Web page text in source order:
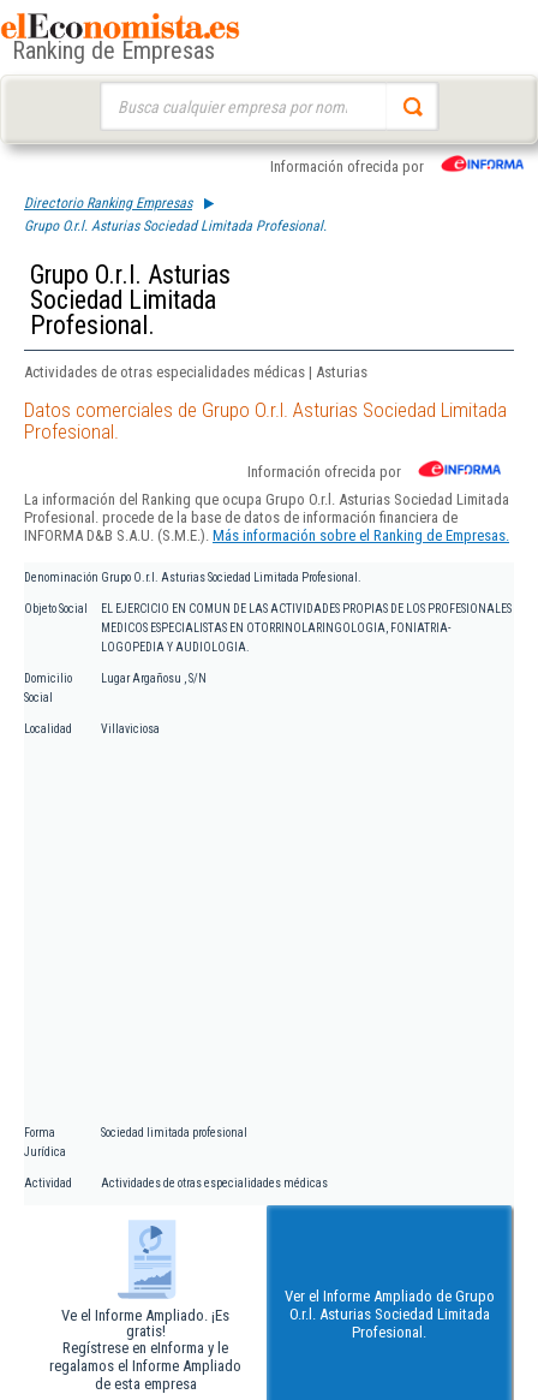
Ranking de Empresas
Información ofrecida por
Directorio Ranking Empresas
Grupo O.r.l. Asturias Sociedad Limitada Profesional.
Grupo O.r.l. Asturias
Sociedad Limitada
Profesional.
Actividades de otras especialidades médicas | Asturias
Datos comerciales de Grupo O.r.l. Asturias Sociedad Limitada
Profesional.
Información ofrecida por
La información del Ranking que ocupa Grupo O.r.l. Asturias Sociedad Limitada
Profesional. procede de la base de datos de información financiera de
INFORMA D&B S.A.U. (S.M.E.). Más información sobre el Ranking de Empresas.
Denominación Grupo O.r.l. Asturias Sociedad Limitada Profesional.
Objeto Social
EL EJERCICIO EN COMUN DE LAS ACTIVIDADES PROPIAS DE LOS PROFESIONALES
MEDICOS ESPECIALISTAS EN OTORRINOLARINGOLOGIA, FONIATRIA-
LOGOPEDIA Y AUDIOLOGIA.
Domicilio
Social
Lugar Argañosu , S/N
Localidad Villaviciosa
Forma
Jurídica
Sociedad limitada profesional
Actividad Actividades de otras especialidades médicas
Ve el Informe Ampliado. ¡Es
gratis!
Regístrese en eInforma y le
regalamos el Informe Ampliado
de esta empresa
Ver el Informe Ampliado de Grupo
O.r.l. Asturias Sociedad Limitada
Profesional.